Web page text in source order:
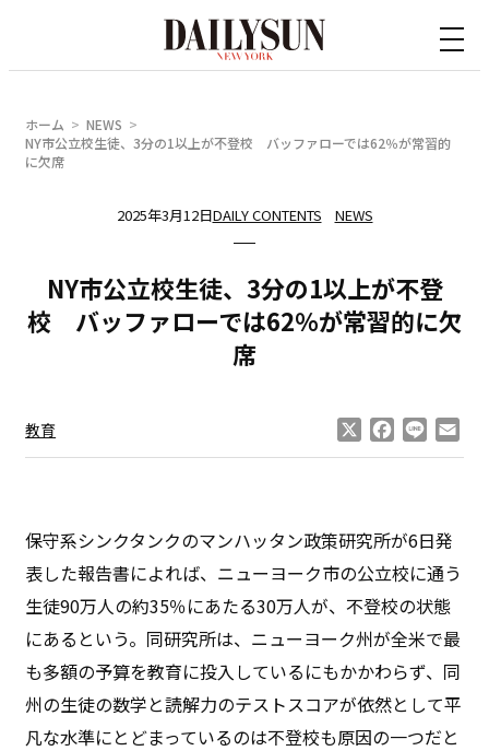
ホーム
NEWS
NY市公立校生徒、3分の1以上が不登校 バッファローでは62％が常習的
に欠席
2025年3月12日DAILY CONTENTS NEWS
NY市公立校生徒、3分の1以上が不登
校 バッファローでは62％が常習的に欠
席
教育 Facebook
Line
保守系シンクタンクのマンハッタン政策研究所が6日発
表した報告書によれば、ニューヨーク市の公立校に通う
生徒90万人の約35％にあたる30万人が、不登校の状態
にあるという。同研究所は、ニューヨーク州が全米で最
も多額の予算を教育に投入しているにもかかわらず、同
州の生徒の数学と読解力のテストスコアが依然として平
凡な水準にとどまっているのは不登校も原因の一つだと